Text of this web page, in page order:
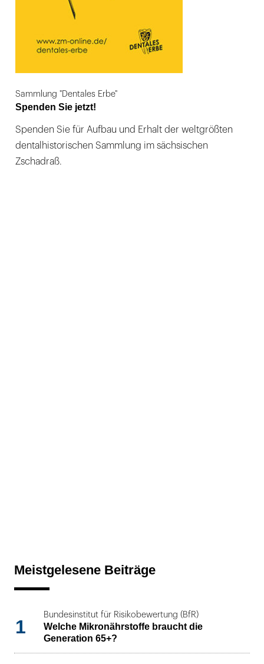
Sammlung "Dentales Erbe"
Spenden Sie jetzt!
Spenden Sie für Aufbau und Erhalt der weltgrößten
dentalhistorischen Sammlung im sächsischen
Zschadraß.
Meistgelesene Beiträge
1
Bundesinstitut für Risikobewertung (BfR)
Welche Mikronährstoffe braucht die
Generation 65+?